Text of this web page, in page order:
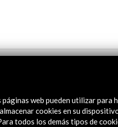
web pueden utilizar para
cookies en su
todos los demás tipos de